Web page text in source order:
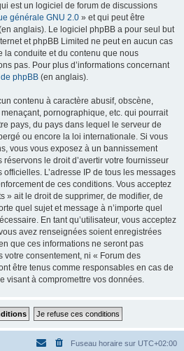
est un logiciel de forum de discussions
générale GNU 2.0 » et qui peut être
anglais). Le logiciel phpBB a pour seul but
et phpBB Limited ne peut en aucun cas
la conduite et du contenu que nous
pas. Pour plus d’informations concernant
de phpBB (en anglais).
contenu à caractère abusif, obscène,
pornographique, etc. qui pourrait
pays, du pays dans lequel le serveur de
ou encore la loi internationale. Si vous
vous vous exposez à un bannissement
le droit d’avertir votre fournisseur
officielles. L’adresse IP de tous les messages
de ces conditions. Vous acceptez
» ait le droit de supprimer, de modifier, de
quel sujet et message à n’importe quel
En tant qu’utilisateur, vous acceptez
avez renseignées soient enregistrées
que ces informations ne seront pas
votre consentement, ni « Forum des
être tenus comme responsables en cas de
visant à compromettre vos données.
Fuseau horaire sur UTC+02:00